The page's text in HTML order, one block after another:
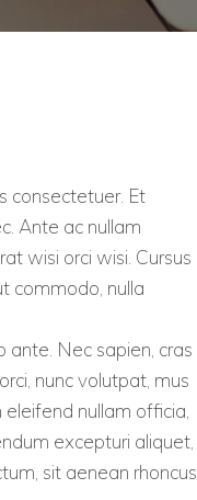
consectetuer. Et
Ante ac nullam
wisi orci wisi. Cursus
commodo, nulla
ante. Nec sapien, cras
nunc volutpat, mus
nullam officia,
excepturi aliquet,
sit aenean rhoncus